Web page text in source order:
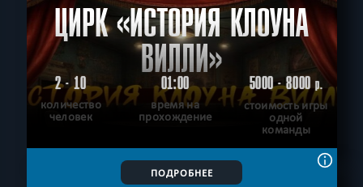
ЦИРК «ИСТОРИЯ КЛОУНА
ВИЛЛИ»
2 - 10
количество
человек
01:00
время на
прохождение
5000 - 8000р.
стоимость игры
одной
команды
ПОДРОБНЕЕ